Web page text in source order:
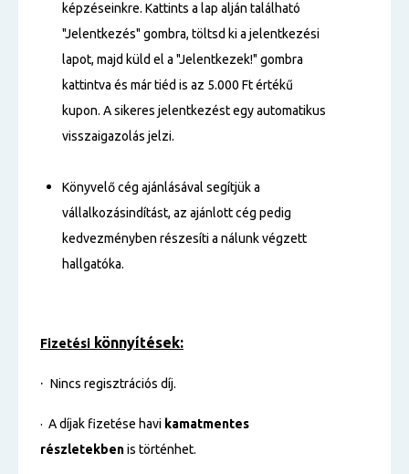
képzéseinkre. Kattints a lap alján található
"Jelentkezés" gombra, töltsd ki a jelentkezési
lapot, majd küld el a "Jelentkezek!" gombra
kattintva és már tiéd is az 5.000 Ft értékű
kupon. A sikeres jelentkezést egy automatikus
visszaigazolás jelzi.
Könyvelő cég ajánlásával segítjük a
vállalkozásindítást, az ajánlott cég pedig
kedvezményben részesíti a nálunk végzett
hallgatóka.
Fizetési könnyítések:
· Nincs regisztrációs díj.
· A díjak fizetése havi kamatmentes
részletekbenis történhet.